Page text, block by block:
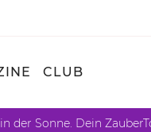
CLUB
der Sonne. Dein